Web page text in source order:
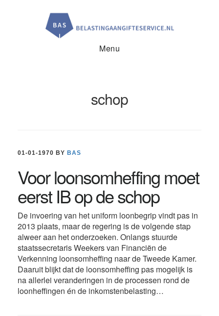
Menu
schop
01-01-1970 BY BAS
Voor loonsomheffing moet
eerst IB op de schop
De invoering van het uniform loonbegrip vindt pas in
2013 plaats, maar de regering is de volgende stap
alweer aan het onderzoeken. Onlangs stuurde
staatssecretaris Weekers van Financiën de
Verkenning loonsomheffing naar de Tweede Kamer.
Daaruit blijkt dat de loonsomheffing pas mogelijk is
na allerlei veranderingen in de processen rond de
loonheffingen én de inkomstenbelasting…